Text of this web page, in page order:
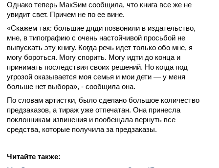
Однако теперь МакSим сообщила, что книга все же не
увидит свет. Причем не по ее вине.
«Скажем так: большие дяди позвонили в издательство,
мне, в типографию с очень настойчивой просьбой не
выпускать эту книгу. Когда речь идет только обо мне, я
могу бороться. Могу спорить. Могу идти до конца и
принимать последствия своих решений. Но когда под
угрозой оказывается моя семья и мои дети — у меня
больше нет выбора», - сообщила она.
По словам артистки, было сделано большое количество
предзаказов, а тираж уже отпечатан. Она принесла
поклонникам извинения и пообещала вернуть все
средства, которые получила за предзаказы.
Читайте также: